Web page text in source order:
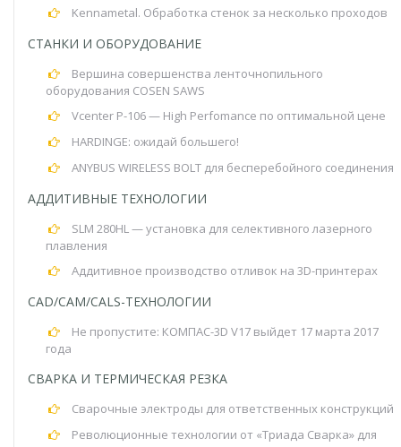
Kennametal. Обработка стенок за несколько проходов
СТАНКИ И ОБОРУДОВАНИЕ
Вершина совершенства ленточнопильного
оборудования COSEN SAWS
Vcenter P-106 — High Perfomance по оптимальной цене
HARDINGE: ожидай большего!
ANYBUS WIRELESS BOLT для бесперебойного соединения
АДДИТИВНЫЕ ТЕХНОЛОГИИ
SLM 280HL — установка для селективного лазерного
плавления
Аддитивное производство отливок на 3D-принтерах
CAD/CAM/CALS-ТЕХНОЛОГИИ
Не пропустите: КОМПАС-3D V17 выйдет 17 марта 2017
года
СВАРКА И ТЕРМИЧЕСКАЯ РЕЗКА
Сварочные электроды для ответственных конструкций
Революционные технологии от «Триада Сварка» для